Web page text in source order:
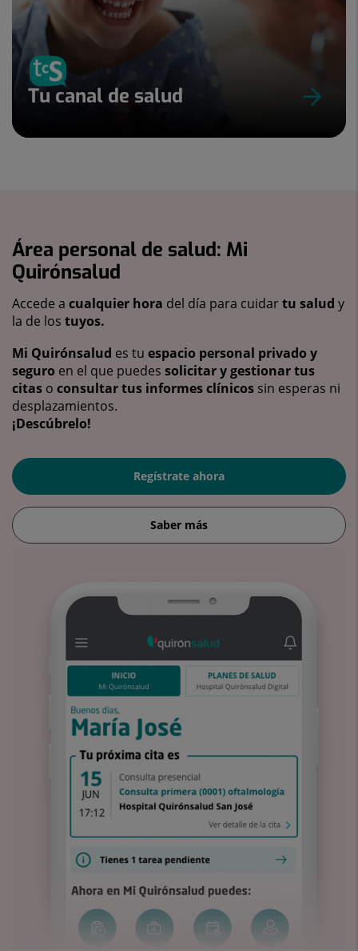
Tu canal de salud
Área personal de salud: Mi
Quirónsalud
Accede a cualquier hora del día para cuidartu salud y
la de los tuyos.
Mi Quirónsalud es tu espacio personal privado y
seguro en el que puedes solicitar y gestionar tus
citas o consultar tus informes clínicos sin esperas ni
desplazamientos.
¡Descúbrelo!
Regístrate ahora
Saber más